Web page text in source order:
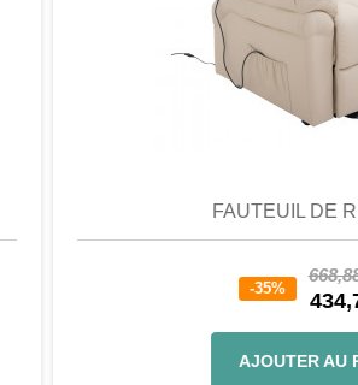
Comparer